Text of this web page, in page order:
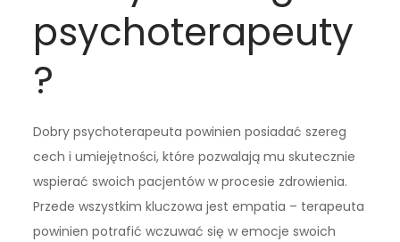
psychoterapeuty
?
Dobry psychoterapeuta powinien posiadać szereg
cech i umiejętności, które pozwalają mu skutecznie
wspierać swoich pacjentów w procesie zdrowienia.
Przede wszystkim kluczowa jest empatia – terapeuta
powinien potrafić wczuwać się w emocje swoich